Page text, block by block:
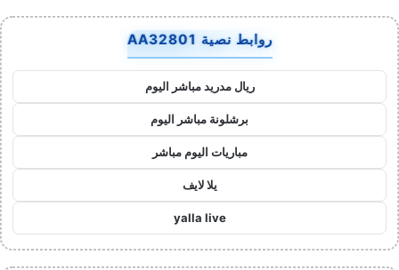
روابط نصية AA32801
ريال مدريد مباشر اليوم
برشلونة مباشر اليوم
مباريات اليوم مباشر
يلا لايف
yalla live